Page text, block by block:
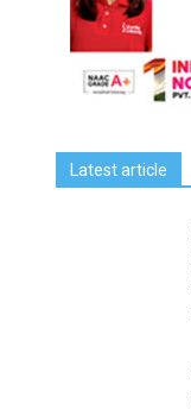
Latest article